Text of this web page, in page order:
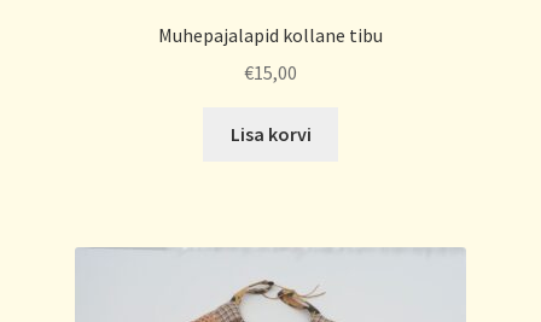
Muhepajalapid kollane tibu
€15,00
Lisa korvi